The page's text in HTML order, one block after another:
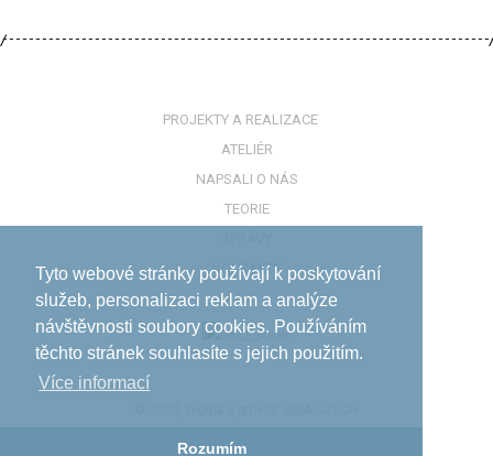
Tyto webové stránky používají k poskytování
služeb, personalizaci reklam a analýze
návštěvnosti soubory cookies. Používáním
těchto stránek souhlasíte s jejich použitím.
Více informací­
Rozumím
PROJEKTY A REALIZACE
ATELIÉR
NAPSALI O NÁS
TEORIE
KONTAKTY